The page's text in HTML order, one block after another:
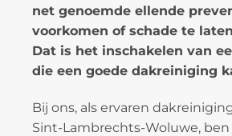
net genoemde ellende
voorkomen of schade te
Dat is het inschakelen van
die een goede dakreiniging
Bij ons, als ervaren
Sint-Lambrechts-Woluwe, ben